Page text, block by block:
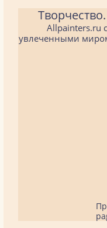
Allpainters.ru
увлеченными